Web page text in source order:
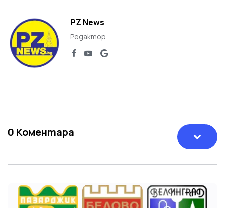
PZ News
Редактор
0 Коментара